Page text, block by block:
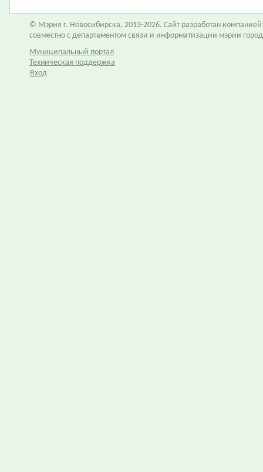
© Мэрия г. Новосибирска, 2013-2026. Сайт разработан компанией
совместно с департаментом связи и информатизации мэрии
Муниципальный портал
Техническая поддержка
Вход